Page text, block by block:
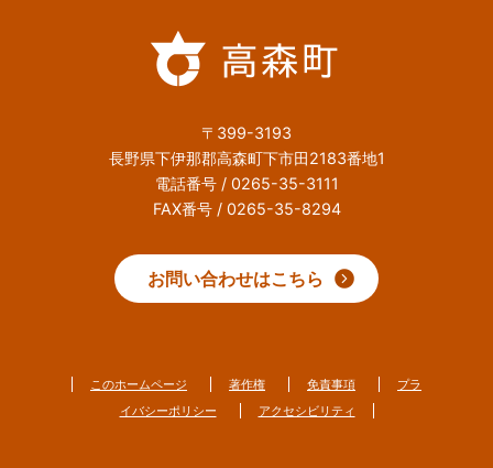
〒399-3193
長野県下伊那郡高森町下市田2183番地1
電話番号 / 0265-35-3111
FAX番号 / 0265-35-8294
お問い合わせはこちら
このホームページ 著作権 免責事項
プラ
イバシーポリシー
アクセシビリティ